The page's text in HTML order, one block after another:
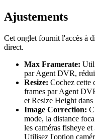
Ajustements
Cet onglet fournit l'accès à
direct.
Max Framerate:
par Agent DVR,
Resize: Cochez cette
frames par Agent
et Resize Height
Image Correction:
mode, la distance
les caméras fisheye
Utilisez l'option